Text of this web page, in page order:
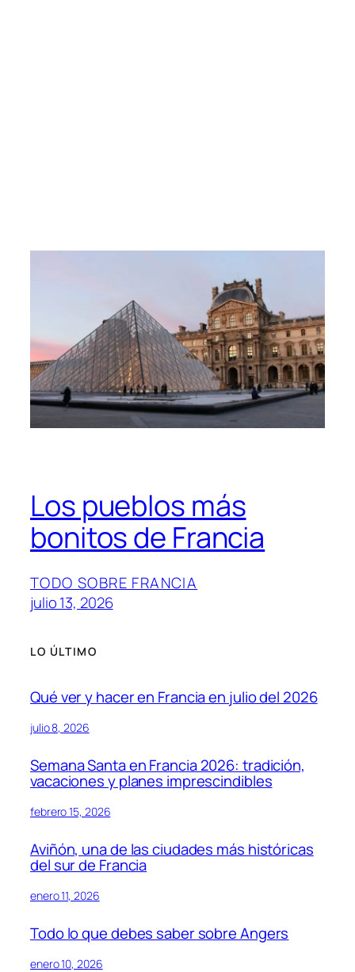
Los pueblos más
bonitos de Francia
TODO SOBRE FRANCIA
julio 13, 2026
LO ÚLTIMO
Qué ver y hacer en Francia en julio del 2026
julio 8, 2026
Semana Santa en Francia 2026: tradición,
vacaciones y planes imprescindibles
febrero 15, 2026
Aviñón, una de las ciudades más históricas
del sur de Francia
enero 11, 2026
Todo lo que debes saber sobre Angers
enero 10, 2026